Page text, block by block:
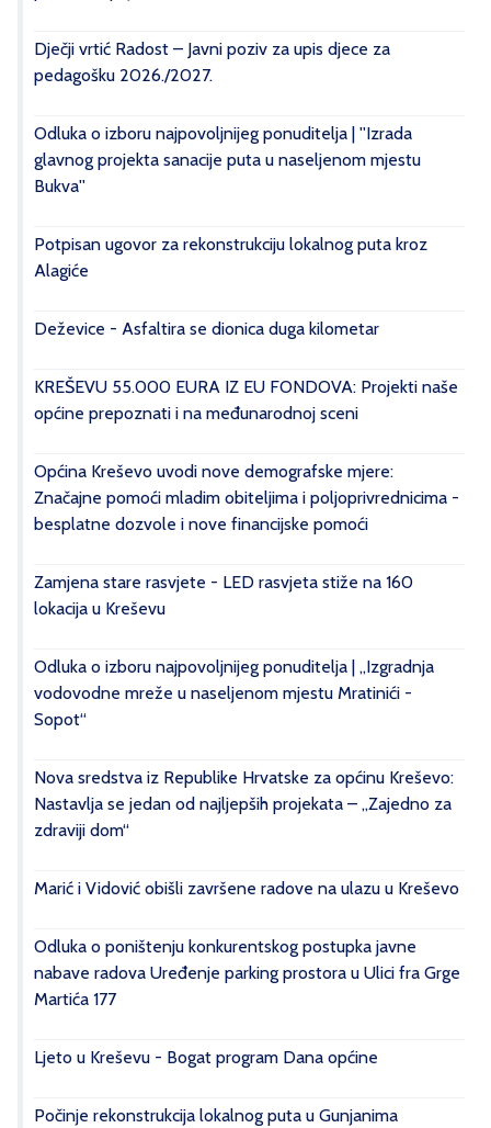
Dječji vrtić Radost – Javni poziv za upis djece za
pedagošku 2026./2027.
Odluka o izboru najpovoljnijeg ponuditelja | ''Izrada
glavnog projekta sanacije puta u naseljenom mjestu
Bukva''
Potpisan ugovor za rekonstrukciju lokalnog puta kroz
Alagiće
Deževice - Asfaltira se dionica duga kilometar
KREŠEVU 55.000 EURA IZ EU FONDOVA: Projekti naše
općine prepoznati i na međunarodnoj sceni
Općina Kreševo uvodi nove demografske mjere:
Značajne pomoći mladim obiteljima i poljoprivrednicima -
besplatne dozvole i nove financijske pomoći
Zamjena stare rasvjete - LED rasvjeta stiže na 160
lokacija u Kreševu
Odluka o izboru najpovoljnijeg ponuditelja | „Izgradnja
vodovodne mreže u naseljenom mjestu Mratinići -
Sopot“
Nova sredstva iz Republike Hrvatske za općinu Kreševo:
Nastavlja se jedan od najljepših projekata – „Zajedno za
zdraviji dom“
Marić i Vidović obišli završene radove na ulazu u Kreševo
Odluka o poništenju konkurentskog postupka javne
nabave radova Uređenje parking prostora u Ulici fra Grge
Martića 177
Ljeto u Kreševu - Bogat program Dana općine
Počinje rekonstrukcija lokalnog puta u Gunjanima